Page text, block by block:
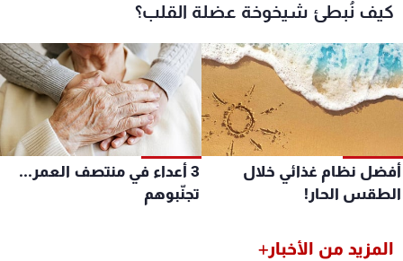
كيف نُبطئ شيخوخة عضلة القلب؟
نظام غذائي خلال
الحار!
3 أعداء في منتصف العمر...
تجنّبوهم
المزيد من الأخبار